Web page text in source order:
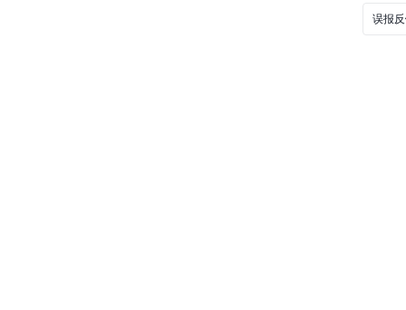
误报